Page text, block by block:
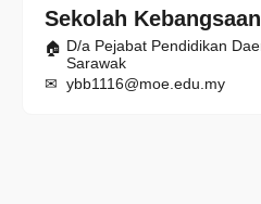
Sekolah
D/a Pejabat Pendidikan
Sarawak
ybb1116@moe.edu.my